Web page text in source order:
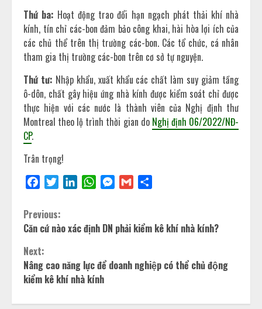
Thứ ba: Hoạt động trao đổi hạn ngạch phát thải khí nhà
kính, tín chỉ các-bon đảm bảo công khai, hài hòa lợi ích của
các chủ thể trên thị trường các-bon. Các tổ chức, cá nhân
tham gia thị trường các-bon trên cơ sở tự nguyện.
Thứ tư: Nhập khẩu, xuất khẩu các chất làm suy giảm tầng
ô-dôn, chất gây hiệu ứng nhà kính được kiểm soát chỉ được
thực hiện với các nước là thành viên của Nghị định thư
Montreal theo lộ trình thời gian do Nghị định 06/2022/NĐ-
CP.
Trân trọng!
FacebookTwitterLinkedInWhatsAppMessenger
Gmail
Previous:
Căn cứ nào xác định DN phải kiểm kê khí nhà kính?
Next:
Nâng cao năng lực để doanh nghiệp có thể chủ động
kiểm kê khí nhà kính